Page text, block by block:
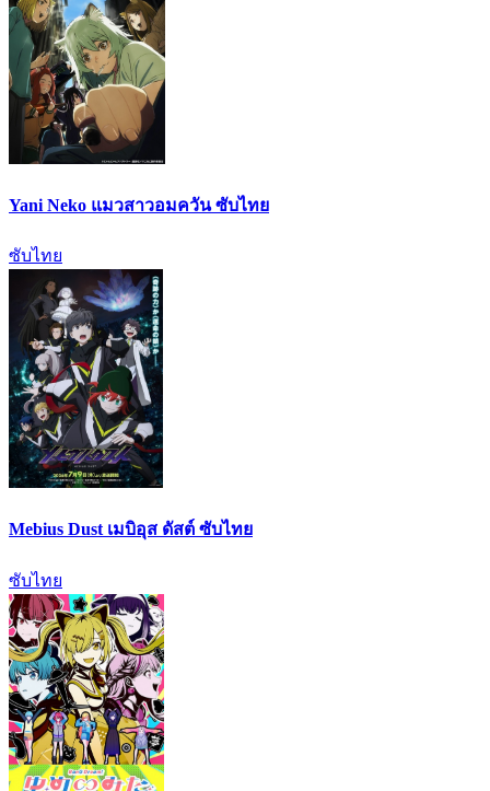
Yani Neko แมวสาวอมควัน ซับไทย
ซับไทย
Mebius Dust เมบิอุส ดัสต์ ซับไทย
ซับไทย